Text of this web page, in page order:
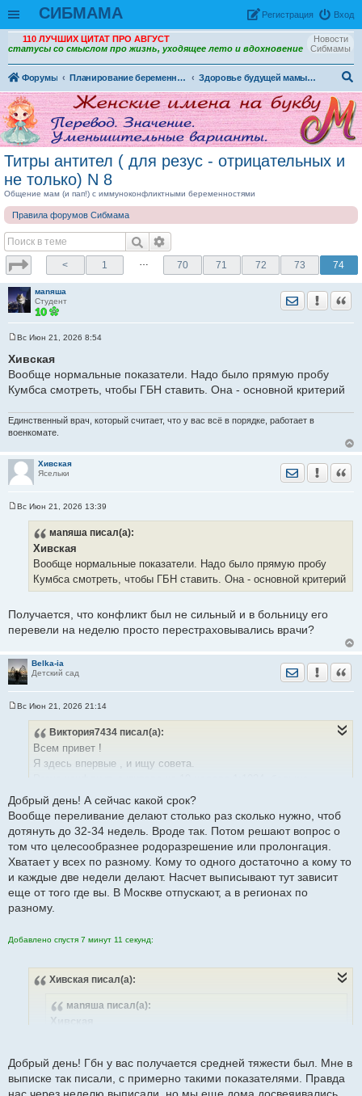
СИБМАМА Вход
Рeгиcтpaция
Новости
Сибмамы
110 ЛУЧШИХ ЦИТАТ ПРО АВГУСТ
статусы со смыслом про жизнь, уходящее лето и вдохновение
Форумы Планирование беременности. Беременность и роды.
Здоровье будущей мамы и ребенка
ои
ск
Титры антител ( для резус - отрицательных и
не только) N 8
Общение мам (и пап!) с иммуноконфликтными беременностями
Правила форумов Сибмама
< 1 … 70 71 72 73 74
маnяша
Студент
Отправить
о
б
е
и
е
Вс Июн 21, 2026 8:54
Хивская
Вообще нормальные показатели. Надо было прямую пробу
Кумбса смотреть, чтобы ГБН ставить. Она - основной критерий
Единственный врач, который считает, что у вас всё в порядке, работает в
военкомате.
Хивская
Ясельки
Отправить
Вс Июн 21, 2026 13:39
маnяша писал(а):
Хивская
Вообще нормальные показатели. Надо было прямую пробу
Кумбса смотреть, чтобы ГБН ставить. Она - основной критерий
Получается, что конфликт был не сильный и в больницу его
перевели на неделю просто перестраховывались врачи?
Belka-ia
Детский сад
Отправить
Вс Июн 21, 2026 21:14
Виктория7434 писал(а):
Всем привет !
Я здесь впервые , и ищу совета.
сказали не сдавать . А делать доплер.
В 29 недель делала доплер, и изменились показания сма.
Поехала в перинатальный , сделали доплер , тяжелая анемия,
кладут в стационар , на следующий день сделали
переливание . Все хорошо. 15 сделали снова доплер, анемия
средней степени. Пока маниторят , ктг каждый день, доплер
назначили на четверг. И там будут смотреть . Титры снизились
Есть ли вероятность дотянуть до 35-36 недели хотя бы? И
промежуток между переливаниями , т.е насколько его хватает
И выписывают ли ? Или держат до родов?
Иммуноглобулин не вводился
Добрый день! А сейчас какой срок?
Вообще переливание делают столько раз сколько нужно, чтоб
дотянуть до 32-34 недель. Вроде так. Потом решают вопрос о
том что целесообразнее родоразрешение или пролонгация.
Хватает у всех по разному. Кому то одного достаточно а кому то
и каждые две недели делают. Насчет выписывают тут зависит
еще от того где вы. В Москве отпускают, а в регионах по
разному.
Добавлено спустя 7 минут 11 секунд:
Хивская писал(а):
маnяша писал(а):
Хивская
основной критерий
Добрый день! Гбн у вас получается средней тяжести был. Мне в
выписке так писали, с примерно такими показателями. Правда